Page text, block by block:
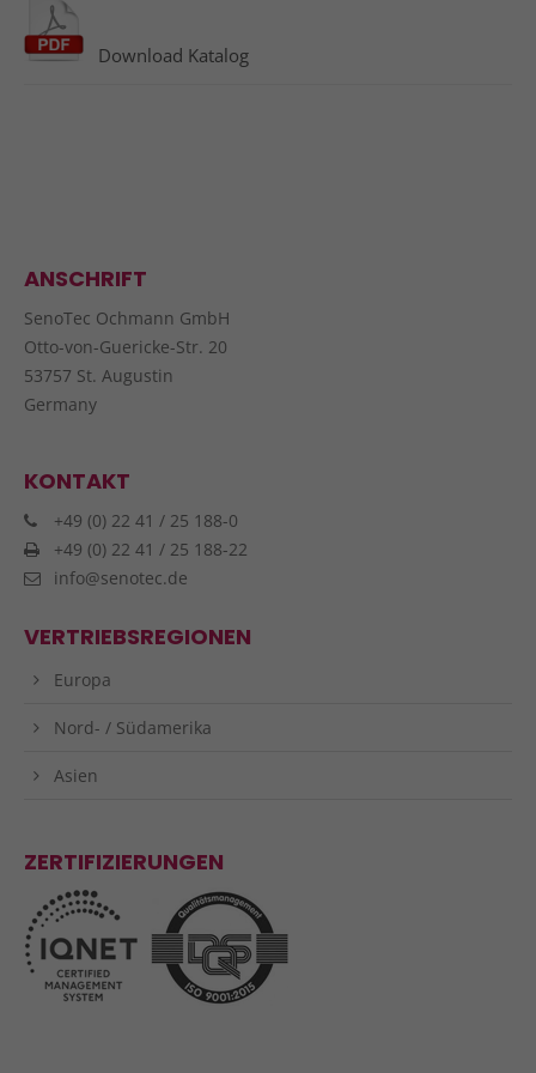
quam felis, ultricies nec.
Download Katalog
ANSCHRIFT
SenoTec Ochmann GmbH
Otto-von-Guericke-Str. 20
53757 St. Augustin
Germany
KONTAKT
+49 (0) 22 41 / 25 188-0
+49 (0) 22 41 / 25 188-22
info@senotec.de
VERTRIEBSREGIONEN
Europa
Nord- / Südamerika
Asien
ZERTIFIZIERUNGEN